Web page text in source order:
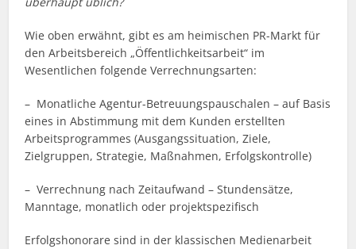
Wie oben erwähnt, gibt es am heimischen PR-Markt für
den Arbeitsbereich „Öffentlichkeitsarbeit“ im
Wesentlichen folgende Verrechnungsarten:
– Monatliche Agentur-Betreuungspauschalen – auf Basis
eines in Abstimmung mit dem Kunden erstellten
Arbeitsprogrammes (Ausgangssituation, Ziele,
Zielgruppen, Strategie, Maßnahmen, Erfolgskontrolle)
– Verrechnung nach Zeitaufwand – Stundensätze,
Manntage, monatlich oder projektspezifisch
Erfolgshonorare sind in der klassischen Medienarbeit